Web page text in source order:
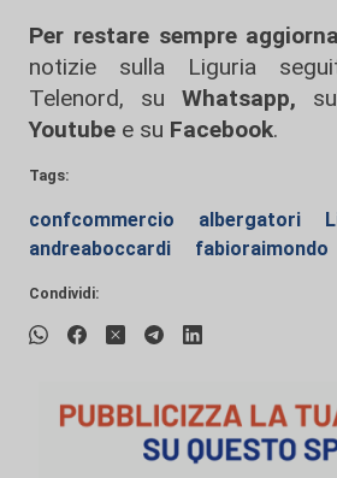
Per restare sempre
notizie sulla Liguria
Telenord, su
Whatsapp, su
Youtube e su Facebook.
Tags:
confcommercio albergatori
andreaboccardi
fabioraimondo
Condividi: